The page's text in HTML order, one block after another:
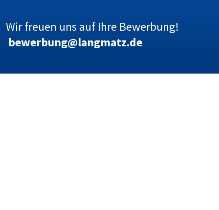
Wir freuen uns auf Ihre Bewerbung!
bewerbung@langmatz.de